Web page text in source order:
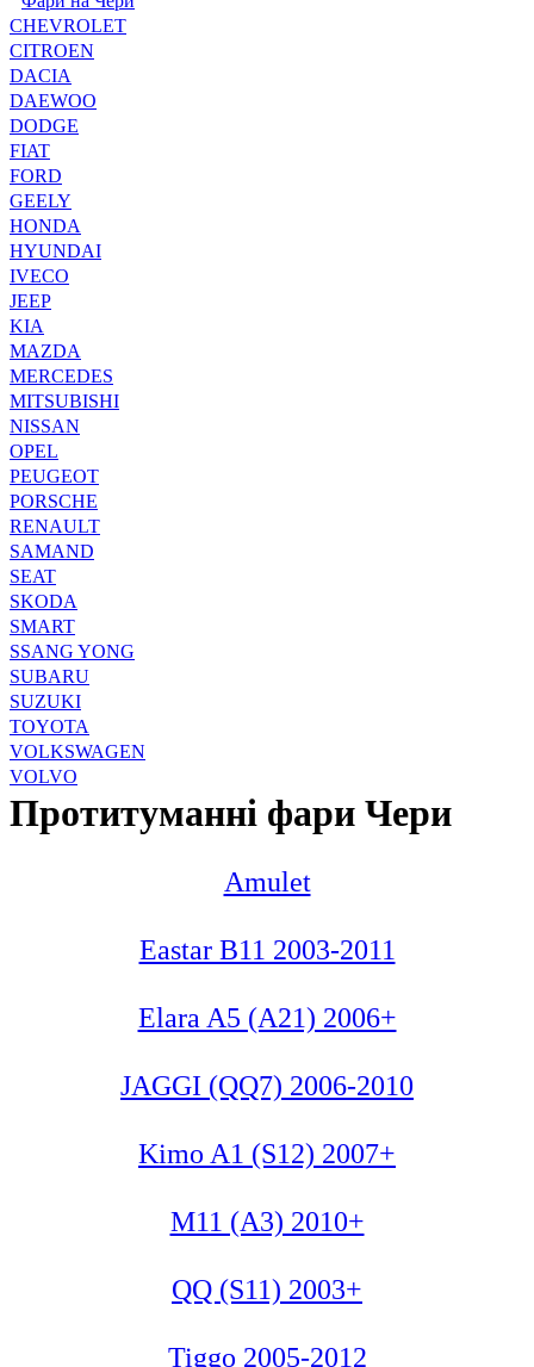
CHEVROLET
CITROEN
DACIA
DAEWOO
DODGE
FIAT
FORD
GEELY
HONDA
HYUNDAI
IVECO
JEEP
KIA
MAZDA
MERCEDES
MITSUBISHI
NISSAN
OPEL
PEUGEOT
PORSCHE
RENAULT
SAMAND
SEAT
SKODA
SMART
SSANG YONG
SUBARU
SUZUKI
TOYOTA
VOLKSWAGEN
VOLVO
Протитуманні фари Чери
Amulet
Eastar B11 2003-2011
Elara A5 (A21) 2006+
JAGGI (QQ7) 2006-2010
Kimo A1 (S12) 2007+
M11 (A3) 2010+
QQ (S11) 2003+
Tiggo 2005-2012